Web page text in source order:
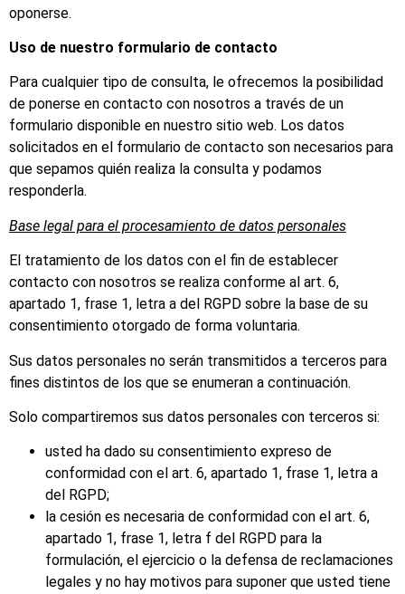
oponerse.
Uso de nuestro formulario de contacto
Para cualquier tipo de consulta, le ofrecemos la posibilidad
de ponerse en contacto con nosotros a través de un
formulario disponible en nuestro sitio web. Los datos
solicitados en el formulario de contacto son necesarios para
que sepamos quién realiza la consulta y podamos
responderla.
Base legal para el procesamiento de datos personales
El tratamiento de los datos con el fin de establecer
contacto con nosotros se realiza conforme al art. 6,
apartado 1, frase 1, letra a del RGPD sobre la base de su
consentimiento otorgado de forma voluntaria.
Sus datos personales no serán transmitidos a terceros para
fines distintos de los que se enumeran a continuación.
Solo compartiremos sus datos personales con terceros si:
usted ha dado su consentimiento expreso de
conformidad con el art. 6, apartado 1, frase 1, letra a
del RGPD;
la cesión es necesaria de conformidad con el art. 6,
apartado 1, frase 1, letra f del RGPD para la
formulación, el ejercicio o la defensa de reclamaciones
legales y no hay motivos para suponer que usted tiene